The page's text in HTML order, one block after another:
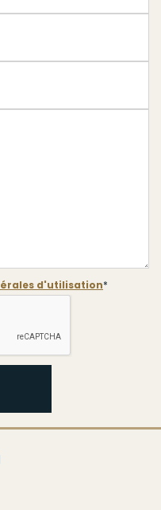
d'utilisation*